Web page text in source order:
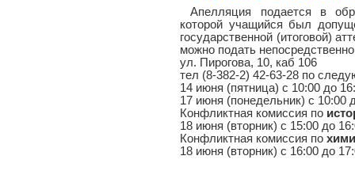
Апелляция подается в
которой учащийся был
государственной (итоговой)
можно подать
ул. Пирогова, 10, каб 106
тел (8-382-2) 42-63-28 по
14 июня (пятница) с 10:00 до
17 июня (понедельник) с 10:00
Конфликтная комиссия по
18 июня (вторник) с 15:00 до
Конфликтная комиссия по
18 июня (вторник) с 16:00 до